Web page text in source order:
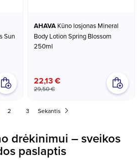
Sun
AHAVA
Body Lotion Spring Blossom
250ml
22,13 €
29,50 €
2 3 Sekantis
drėkinimui – sveikos
paslaptis